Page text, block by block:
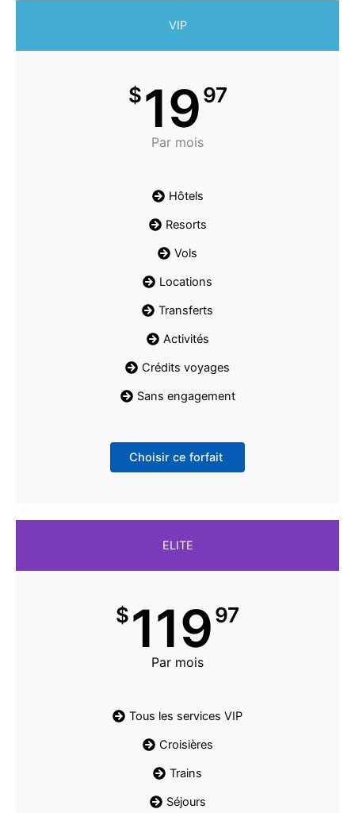
VIP
$1997
Par mois
Hôtels
Resorts
Vols
Locations
Transferts
Activités
Crédits voyages
Sans engagement
Choisir ce forfait
ELITE
$11997
Par mois
Tous les services VIP
Croisières
Trains
Séjours